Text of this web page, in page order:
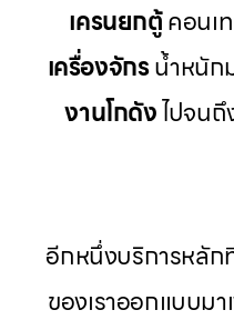
เครนยกตู้คอนเ
เครื่องจักรน้ำหนัก
งานโกดังไปจนถึ
อีกหนึ่งบริการหลัก
ของเราออกแบบม